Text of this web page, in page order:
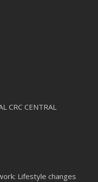
CRC CENTRAL
Lifestyle changes